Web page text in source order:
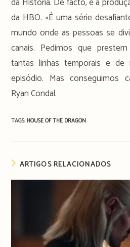
da HBO. «É uma série
mundo onde as pessoas se
canais. Pedimos que
tantas linhas temporais e
episódio. Mas conseguimos
Ryan Condal.
TAGS: HOUSE OF THE DRAGON
ARTIGOS RELACIONADOS